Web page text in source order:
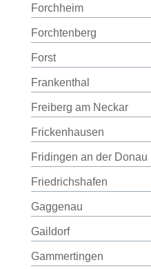
Forchheim
Forchtenberg
Forst
Frankenthal
Freiberg am Neckar
Frickenhausen
Fridingen an der Donau
Friedrichshafen
Gaggenau
Gaildorf
Gammertingen